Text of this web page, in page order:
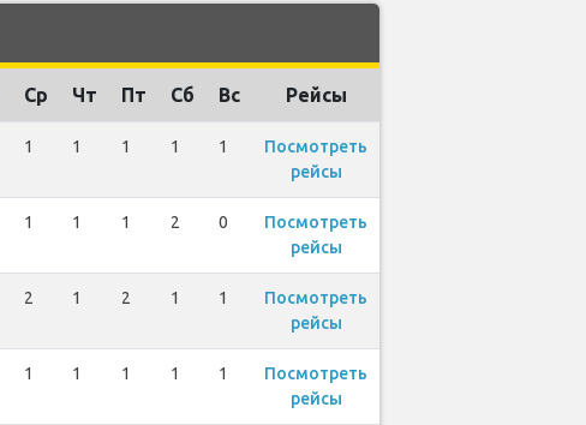
Ср Чт Пт Сб Вс Рейсы
1 1 1 1 1
Посмотреть
рейсы
1 1 1 2 0
Посмотреть
рейсы
2 1 2 1 1
Посмотреть
рейсы
1 1 1 1 1
Посмотреть
рейсы